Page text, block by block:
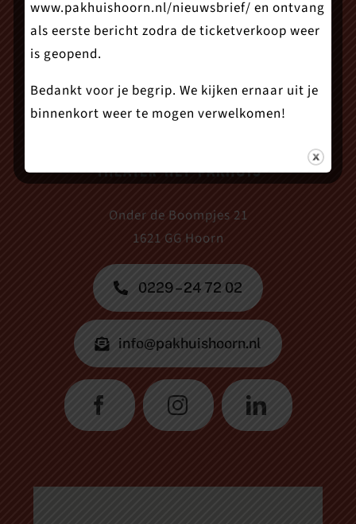
Theater Het Pakhuis
Onder de Boompjes 21
1621 GG Hoorn
0229 – 24 72 02
info@pakhuishoorn.nl
www.pakhuishoorn.nl/nieuwsbrief/ en ontvang
als eerste bericht zodra de ticketverkoop weer
is geopend.
Bedankt voor je begrip. We kijken ernaar uit je
binnenkort weer te mogen verwelkomen!